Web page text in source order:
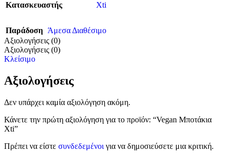
Κατασκευαστής Xti
Παράδοση Άμεσα Διαθέσιμο
Αξιολογήσεις (0)
Αξιολογήσεις (0)
Κλείσιμο
Αξιολογήσεις
Δεν υπάρχει καμία αξιολόγηση ακόμη.
Κάνετε την πρώτη αξιολόγηση για το προϊόν: “Vegan Μποτάκια
Xti”
Πρέπει να είστε συνδεδεμένοι για να δημοσιεύσετε μια κριτική.